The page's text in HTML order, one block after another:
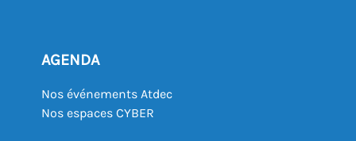
AGENDA
Nos événements Atdec
Nos espaces CYBER